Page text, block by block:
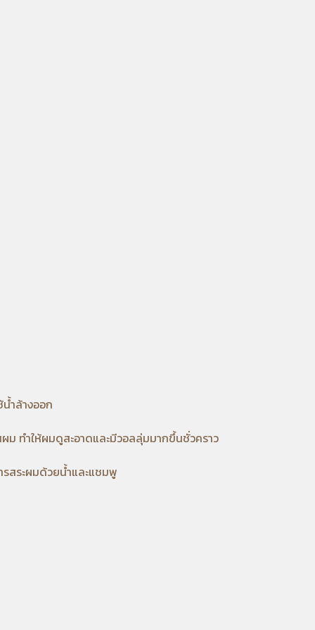
ำล้างออก
ทำให้ผมดูสะอาดและมีวอลลุ่มมากขึ้นชั่วคราว
สระผมด้วยน้ำและแชมพู